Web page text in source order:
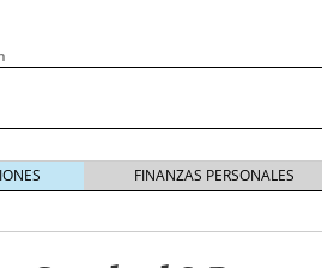
FINANZAS PERSONALES